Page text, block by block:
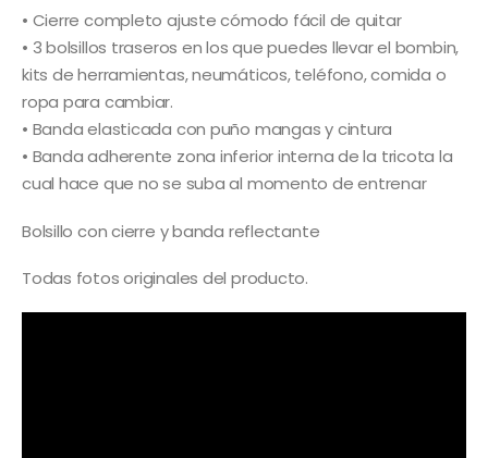
• Cierre completo ajuste cómodo fácil de quitar
• 3 bolsillos traseros en los que puedes llevar el bombin,
kits de herramientas, neumáticos, teléfono, comida o
ropa para cambiar.
• Banda elasticada con puño mangas y cintura
• Banda adherente zona inferior interna de la tricota la
cual hace que no se suba al momento de entrenar
Bolsillo con cierre y banda reflectante
Todas fotos originales del producto.